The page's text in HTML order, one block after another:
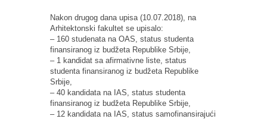
Nakon drugog dana upisa (10.07.2018), na
Arhitektonski fakultet se upisalo:
– 160 studenata na OAS, status studenta
finansiranog iz budžeta Republike Srbije,
– 1 kandidat sa afirmativne liste, status
studenta finansiranog iz budžeta Republike
Srbije,
– 40 kandidata na IAS, status studenta
finansiranog iz budžeta Republike Srbije,
– 12 kandidata na IAS, status samofinansirajući